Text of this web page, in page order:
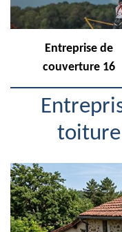
Entreprise de
couverture 16
toiture